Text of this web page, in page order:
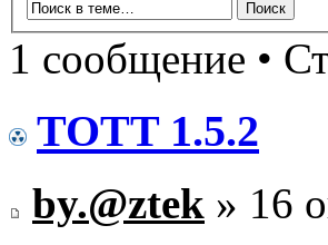
1 сообщение •
TOTT 1.5.2
by.@ztek » 16